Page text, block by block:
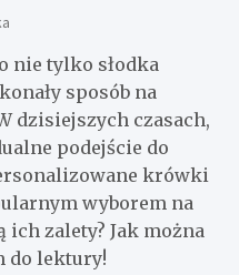
nie tylko słodka
sposób na
dzisiejszych czasach,
podejście do
krówki
wyborem na
ich zalety? Jak można
do lektury!